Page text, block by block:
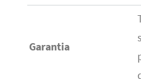
Garantia